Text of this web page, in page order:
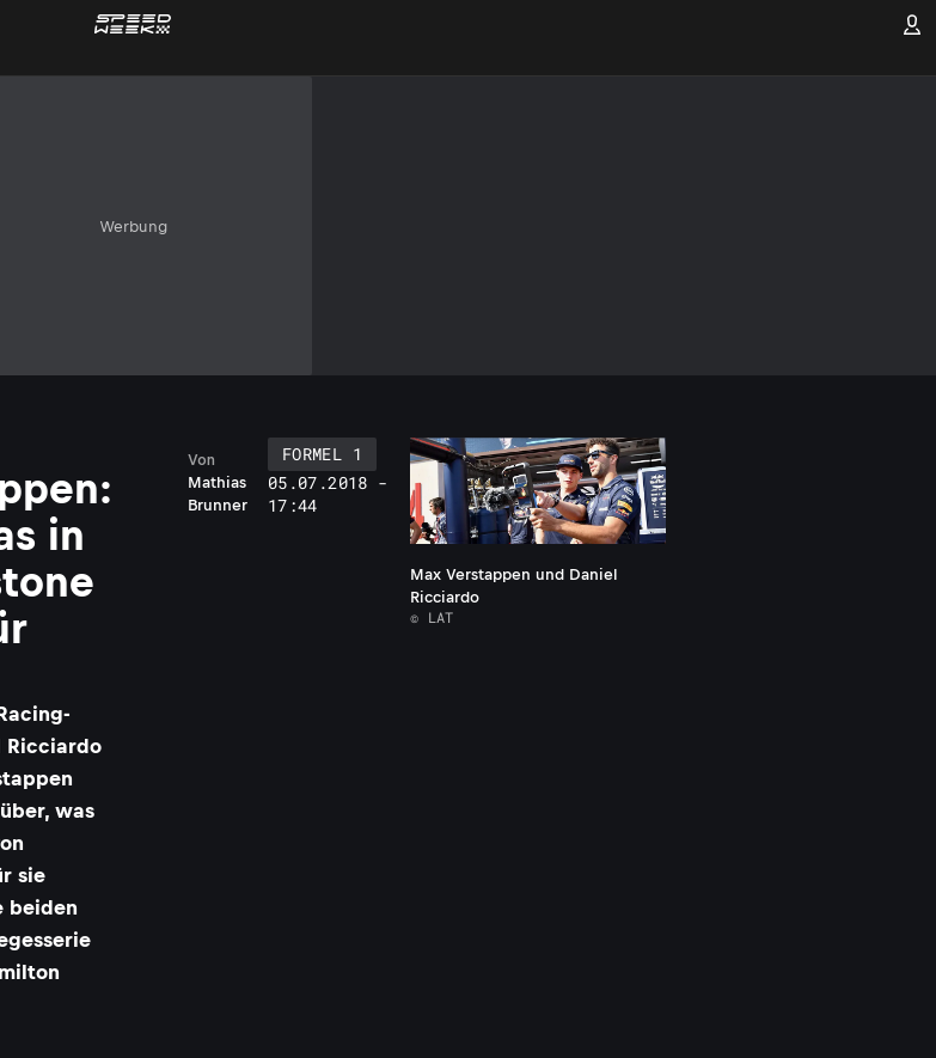
Werbung
in
Ricciardo
was
sie
beiden
Mathias
Brunner
Von
FORMEL 1
05.07.2018 -
17:44
Max Verstappen und Daniel
Ricciardo
© LAT